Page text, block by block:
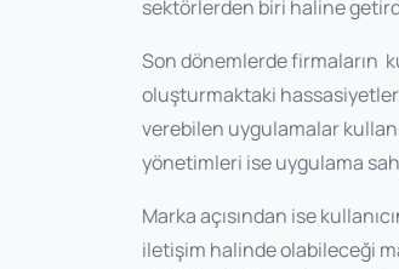
sektörlerden biri haline
Son dönemlerde firmaların
oluşturmaktaki
verebilen uygulamalar
yönetimleri ise uygulama
Marka açısından ise
iletişim halinde olabileceği